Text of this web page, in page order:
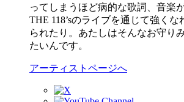
ってしまうほど病的な歌詞、音楽
THE 118’sのライブを通じて強く
られたり。あたしはそんなお守り
たいんです。
アーティストページへ